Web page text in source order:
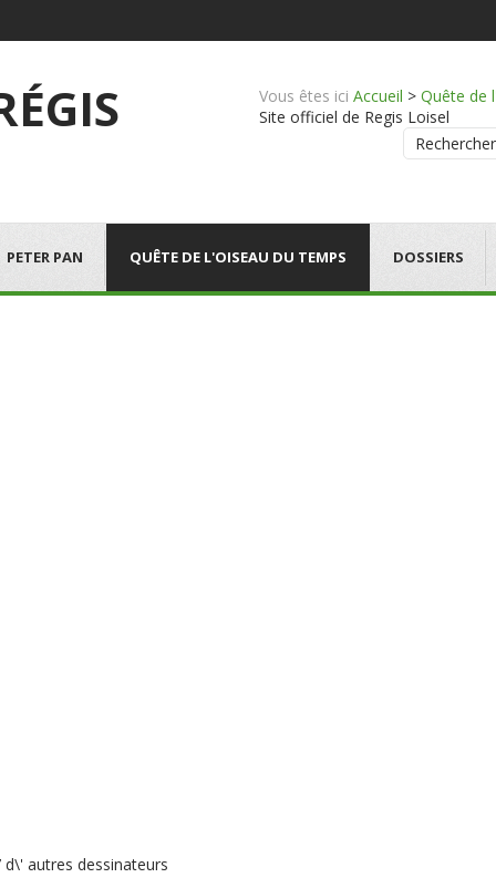
Vous êtes ici Accueil > Quête de
Site officiel de Regis Loisel
Rechercher
PETER PAN QUÊTE DE L'OISEAU DU TEMPS DOSSIERS
autres dessinateurs